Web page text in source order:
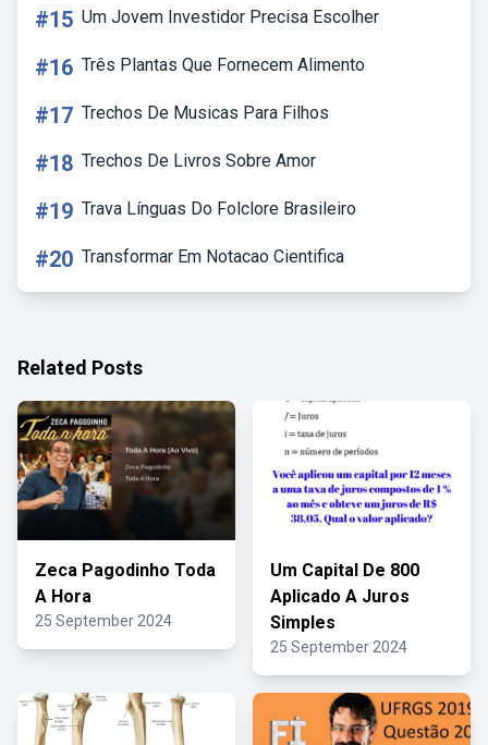
#15 Um Jovem Investidor Precisa Escolher
#16 Três Plantas Que Fornecem Alimento
#17 Trechos De Musicas Para Filhos
#18 Trechos De Livros Sobre Amor
#19 Trava Línguas Do Folclore Brasileiro
#20 Transformar Em Notacao Cientifica
Related Posts
Zeca Pagodinho Toda
A Hora
25 September 2024
Um Capital De 800
Aplicado A Juros
Simples
25 September 2024